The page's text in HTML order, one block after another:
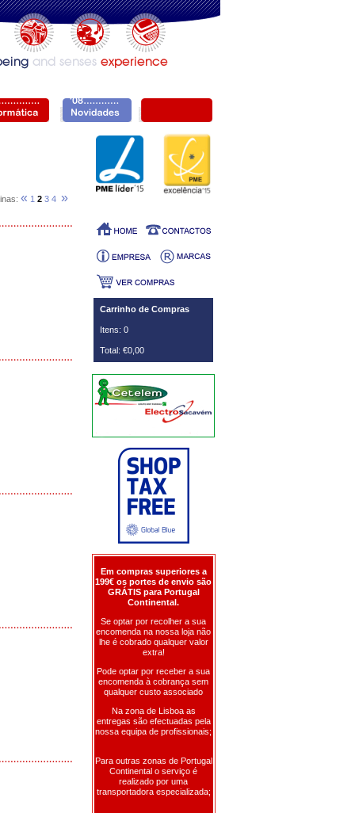
« 1 2 3 4 »
Carrinho de Compras
Itens: 0
Total: €0,00
Em compras superiores a
199€ os portes de envio são
GRÁTIS para Portugal
Continental.
Se optar por recolher a sua
encomenda na nossa loja não
lhe é cobrado qualquer valor
extra!
Pode optar por receber a sua
encomenda à cobrança sem
qualquer custo associado
Na zona de Lisboa as
entregas são efectuadas pela
nossa equipa de profissionais;
Para outras zonas de Portugal
Continental o serviço é
realizado por uma
transportadora especializada;